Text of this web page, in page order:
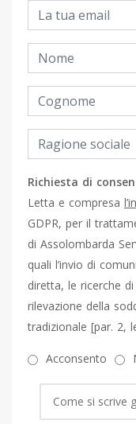
Richiesta di
Letta e compresa
GDPR, per il
di Assolombarda
quali l’invio di
diretta, le ricerche
rilevazione della
tradizionale [par. 2,
Acconsento